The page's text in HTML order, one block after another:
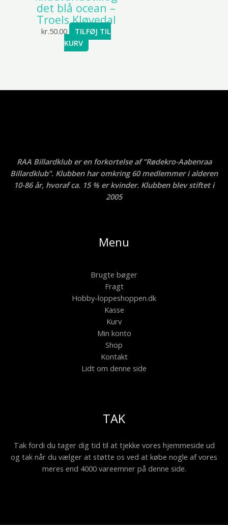
det blå ocean –
Troels Kløvedal
kr.50.00
TILFØJ TIL
KURV
RAA Billardklub er en forkortelse af ”Rødekro-Aabenraa
Billardklub”. Klubben har omkring 60 medlemmer i alderen
10-86 år, hvoraf ca. 15 % er kvinder. Klubben blev stiftet i
2005
Menu
Brugte bøger
Fragt
Hobby-loppeshoppen.dk
Kasse
Kurv
Min konto
Shop
Kontakt
Lidt om denne side
TAK
Tak fordi du tager dig tid til at tjekke vores hjemmeside ud
og tak når du vælger at støtte os ved at købe nogle af vores
meres end 4000 vareemner på denne side.